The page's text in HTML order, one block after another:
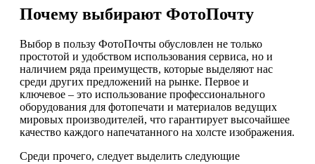
Почему выбирают ФотоПочту
Выбор в пользу ФотоПочты обусловлен не только
простотой и удобством использования сервиса, но и
наличием ряда преимуществ, которые выделяют нас
среди других предложений на рынке. Первое и
ключевое – это использование профессионального
оборудования для фотопечати и материалов ведущих
мировых производителей, что гарантирует высочайшее
качество каждого напечатанного на холсте изображения.
Среди прочего, следует выделить следующие